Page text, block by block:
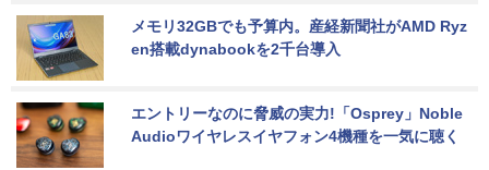
メモリ32GBでも予算内。産経新聞社がAMD Ryz
en搭載dynabookを2千台導入
エントリーなのに脅威の実力!「Osprey」Noble
Audioワイヤレスイヤフォン4機種を一気に聴く